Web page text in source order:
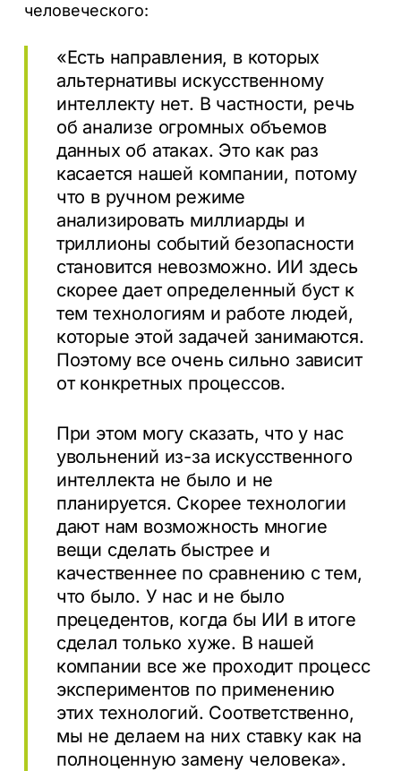
человеческого:
«Есть направления, в которых
альтернативы искусственному
интеллекту нет. В частности, речь
об анализе огромных объемов
данных об атаках. Это как раз
касается нашей компании, потому
что в ручном режиме
анализировать миллиарды и
триллионы событий безопасности
становится невозможно. ИИ здесь
скорее дает определенный буст к
тем технологиям и работе людей,
которые этой задачей занимаются.
Поэтому все очень сильно зависит
от конкретных процессов.
При этом могу сказать, что у нас
увольнений из-за искусственного
интеллекта не было и не
планируется. Скорее технологии
дают нам возможность многие
вещи сделать быстрее и
качественнее по сравнению с тем,
что было. У нас и не было
прецедентов, когда бы ИИ в итоге
сделал только хуже. В нашей
компании все же проходит процесс
экспериментов по применению
этих технологий. Соответственно,
мы не делаем на них ставку как на
полноценную замену человека».